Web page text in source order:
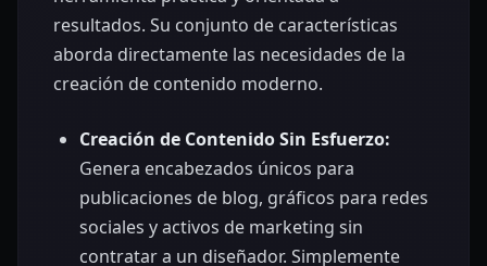
resultados. Su conjunto de características
aborda directamente las necesidades de la
creación de contenido moderno.
Creación de Contenido Sin Esfuerzo:
Genera encabezados únicos para
publicaciones de blog, gráficos para redes
sociales y activos de marketing sin
contratar a un diseñador. Simplemente